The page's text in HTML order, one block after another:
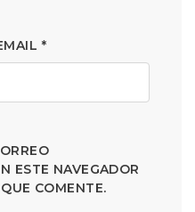
*
ESTE NAVEGADOR
COMENTE.